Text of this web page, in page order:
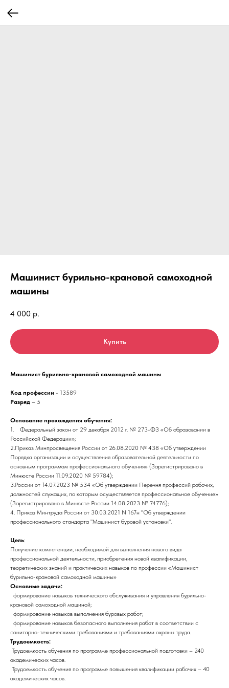
Машинист бурильно-крановой самоходной
машины
4 000 р.
Купить
Машинист бурильно-крановой самоходной машины
Код профессии - 13589
Разряд – 5
Основание прохождения обучения:
1. Федеральный закон от 29 декабря 2012 г. № 273-ФЗ «Об образовании в
Российской Федерации»;
2.Приказ Минпросвещения России от 26.08.2020 № 438 «Об утверждении
Порядка организации и осуществления образовательной деятельности по
основным программам профессионального обучения» (Зарегистрировано в
Минюсте России 11.09.2020 № 59784);
3.России от 14.07.2023 № 534 «Об утверждении Перечня профессий рабочих,
должностей служащих, по которым осуществляется профессиональное обучение»
(Зарегистрировано в Минюсте России 14.08.2023 № 74776);
4. Приказ Минтруда России от 30.03.2021 N 167н "Об утверждении
профессионального стандарта "Машинист буровой установки".
Цель:
Получение компетенции, необходимой для выполнения нового вида
профессиональной деятельности, приобретения новой квалификации,
теоретических знаний и практических навыков по профессии «Машинист
бурильно-крановой самоходной машины»
Основные задачи:
формирование навыков технического обслуживания и управления бурильно-
крановой самоходной машиной;
формирование навыков выполнения буровых работ;
формирование навыков безопасного выполнения работ в соответствии с
санитарно-техническими требованиями и требованиями охраны труда.
Трудоемкость:
Трудоемкость обучения по программе профессиональной подготовки – 240
академических часов.
Трудоемкость обучения по программе повышения квалификации рабочих – 40
академических часов.